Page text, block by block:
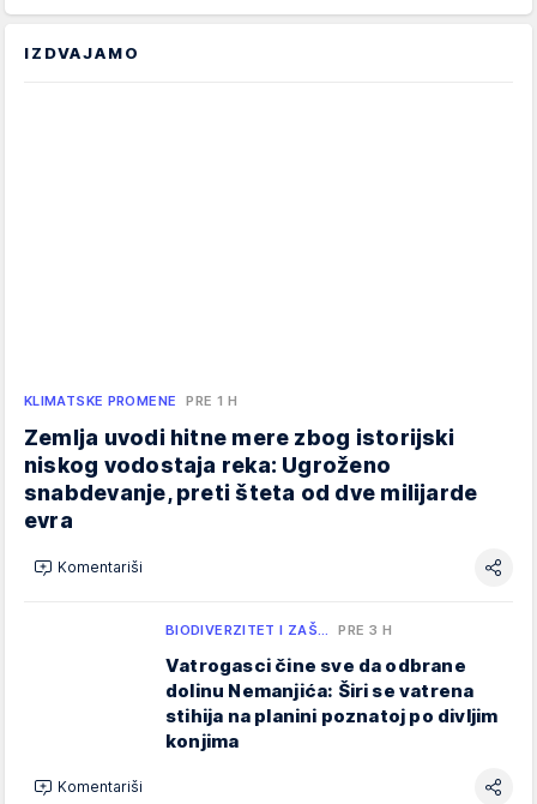
IZDVAJAMO
KLIMATSKE PROMENE PRE 1 H
Zemlja uvodi hitne mere zbog istorijski
niskog vodostaja reka: Ugroženo
snabdevanje, preti šteta od dve milijarde
evra
Komentariši
BIODIVERZITET I ZAŠ… PRE 3 H
Vatrogasci čine sve da odbrane
dolinu Nemanjića: Širi se vatrena
stihija na planini poznatoj po divljim
konjima
Komentariši